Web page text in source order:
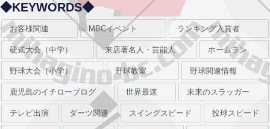
◆KEYWORDS◆
お客様関連 MBCイベント ランキング入賞者
硬式大会（中学） 来店著名人・芸能人 ホームラン
野球大会（小学） 野球教室 野球関連情報
鹿児島のイチローブログ 世界最速 未来のスラッガー
テレビ出演 ダーツ関連 スイングスピード 投球スピード